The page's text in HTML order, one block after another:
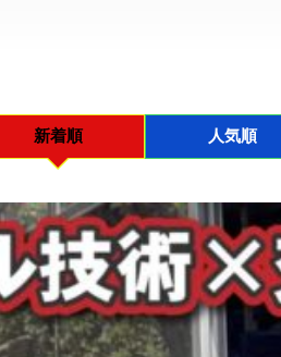
新着順 人気順